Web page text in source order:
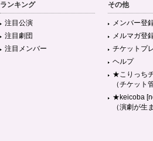
ランキング
注目公演
注目劇団
注目メンバー
その他
メンバー登
メルマガ登
チケットプ
ヘルプ
★こりっち
（チケット
★keicoba
（演劇が生